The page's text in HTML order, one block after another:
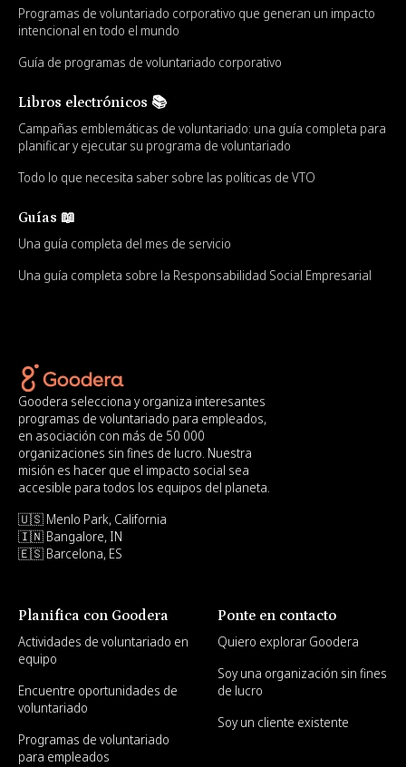
Programas de voluntariado corporativo que generan un impacto
intencional en todo el mundo
Guía de programas de voluntariado corporativo
Libros electrónicos 📚
Campañas emblemáticas de voluntariado: una guía completa para
planificar y ejecutar su programa de voluntariado
Todo lo que necesita saber sobre las políticas de VTO
Guías 📖
Una guía completa del mes de servicio
Una guía completa sobre la Responsabilidad Social Empresarial
Goodera selecciona y organiza interesantes
programas de voluntariado para empleados,
en asociación con más de 50 000
organizaciones sin fines de lucro. Nuestra
misión es hacer que el impacto social sea
accesible para todos los equipos del planeta.
🇺🇸 Menlo Park, California
🇮🇳 Bangalore, IN
🇪🇸 Barcelona, ES
Planifica con Goodera
Actividades de voluntariado en
equipo
Encuentre oportunidades de
voluntariado
Programas de voluntariado
para empleados
Ponte en contacto
Quiero explorar Goodera
Soy una organización sin fines
de lucro
Soy un cliente existente